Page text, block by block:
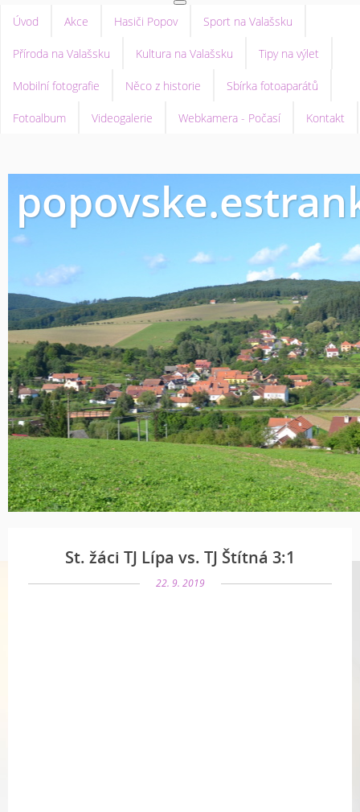
Úvod Akce Hasiči Popov Sport na Valašsku
Příroda na Valašsku Kultura na Valašsku Tipy na výlet
Mobilní fotografie Něco z historie Sbírka fotoaparátů
Fotoalbum Videogalerie Webkamera - Počasí Kontakt
St. žáci TJ Lípa vs. TJ Štítná 3:1
22. 9. 2019